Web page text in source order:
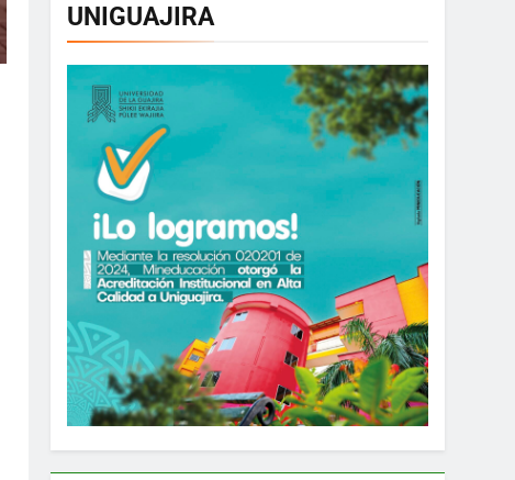
UNIGUAJIRA